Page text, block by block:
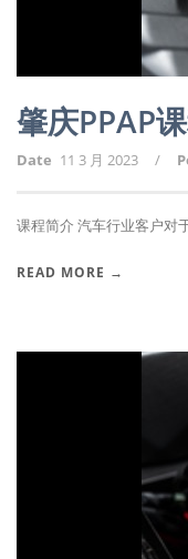
肇庆PPAP
Date 11 3 月 2023 /
课程简介 汽车行业客户对
READ MORE →